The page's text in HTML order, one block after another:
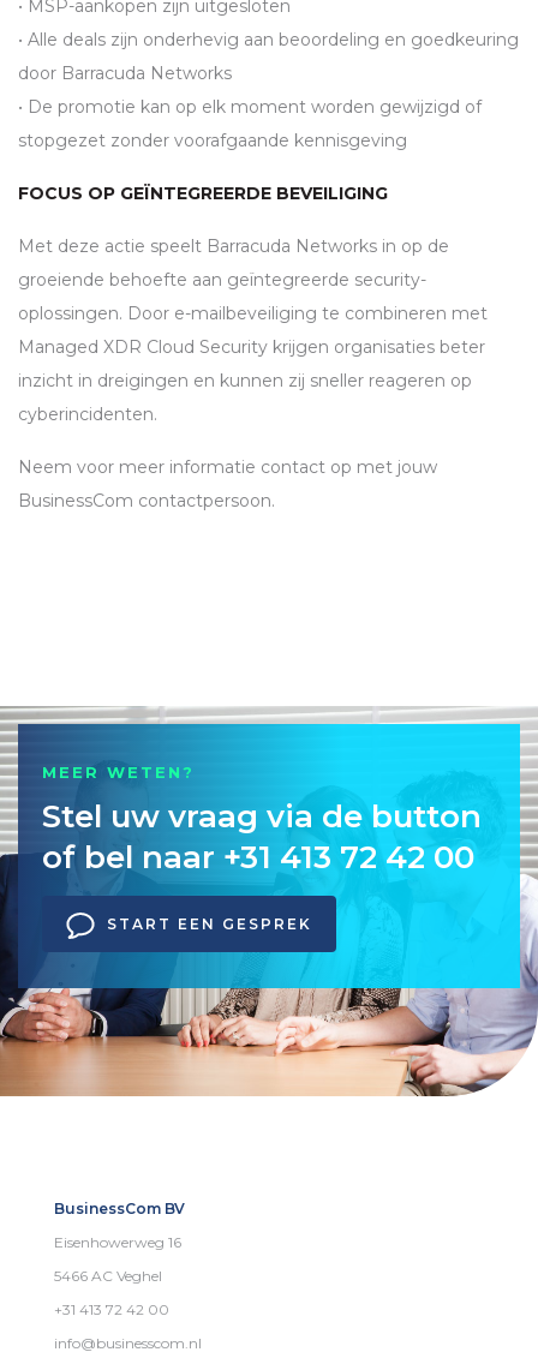
• MSP-aankopen zijn uitgesloten
• Alle deals zijn onderhevig aan beoordeling en goedkeuring
door Barracuda Networks
• De promotie kan op elk moment worden gewijzigd of
stopgezet zonder voorafgaande kennisgeving
FOCUS OP GEÏNTEGREERDE BEVEILIGING
Met deze actie speelt Barracuda Networks in op de
groeiende behoefte aan geïntegreerde security-
oplossingen. Door e-mailbeveiliging te combineren met
Managed XDR Cloud Security krijgen organisaties beter
inzicht in dreigingen en kunnen zij sneller reageren op
cyberincidenten.
Neem voor meer informatie contact op met jouw
BusinessCom contactpersoon.
MEER WETEN?
Stel uw vraag via de button
of bel naar +31 413 72 42 00
START EEN GESPREK
BusinessCom BV
Eisenhowerweg 16
5466 AC Veghel
+31 413 72 42 00
info@businesscom.nl